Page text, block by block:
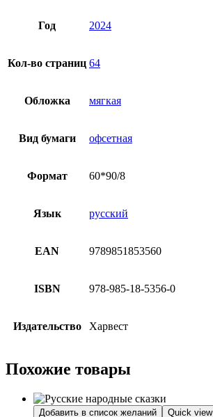
Год 2024
Кол-во страниц 64
Обложка мягкая
Вид бумаги офсетная
Формат 60*90/8
Язык русский
EAN 9789851853560
ISBN 978-985-18-5356-0
Издательство Харвест
Похожие товары
Добавить в список желаний Quick view